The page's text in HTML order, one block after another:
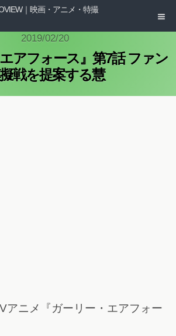
｜映画・アニメ・特撮
2019/02/20
エアフォース』第7話 ファン
戦を提案する慧
アニメ『ガーリー・エアフォー